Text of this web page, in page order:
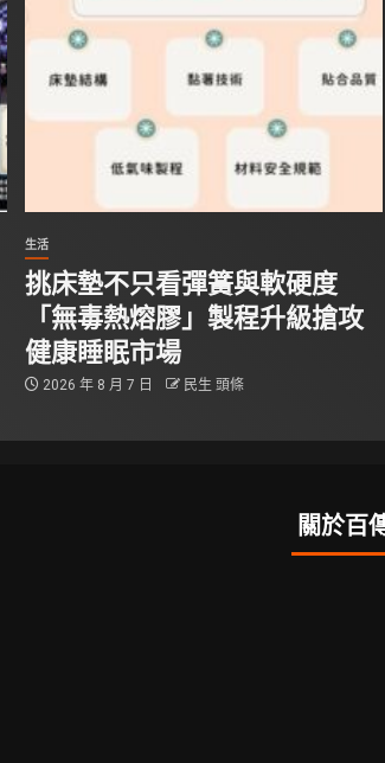
生活
挑床墊不只看彈簧與軟硬度
「無毒熱熔膠」製程升級搶攻
健康睡眠市場
2026 年 8 月 7 日 民生 頭條
關於百